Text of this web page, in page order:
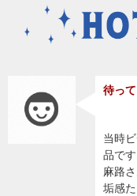
待っ
当時
品です
麻路
垢感